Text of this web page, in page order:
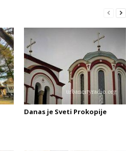
Danas je Sveti Prokopije